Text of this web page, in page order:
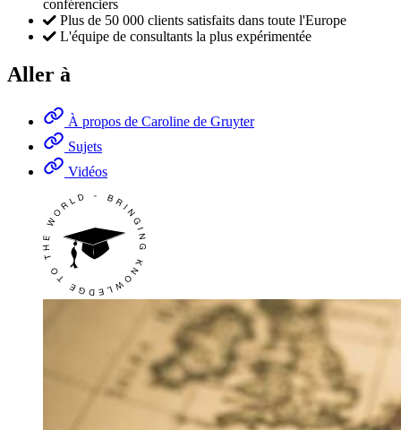
conférenciers
Plus de 50 000 clients satisfaits dans toute l'Europe
L'équipe de consultants la plus expérimentée
Aller à
À propos de Caroline de Gruyter
Sujets
Vidéos